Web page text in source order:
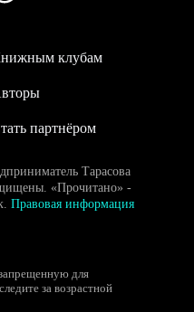
клубам
партнёром
Тарасова
«Прочитано» -
Правовая информация
для
за возрастной